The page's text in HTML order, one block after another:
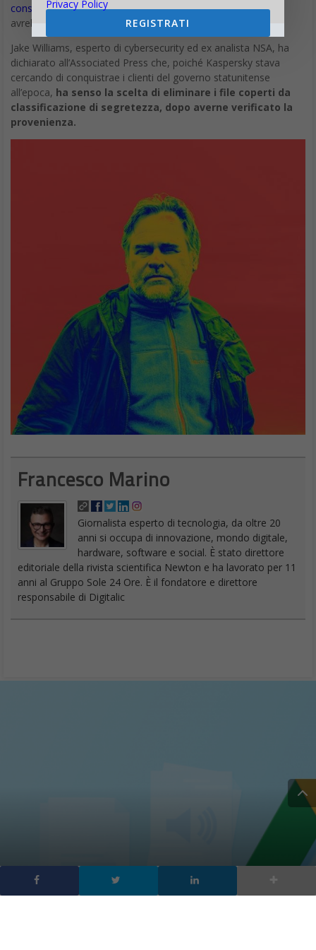
consentito l’esame di un codice sorgente da parte di terzi
avrebbe aperto tre “centri di trasparenza” in tutto il mondo.
Jake Williams, esperto di cybersecurity ed ex analista NSA, ha
dichiarato all’Associated Press che, poiché Kaspersky stava
cercando di conquistrae i clienti del governo statunitense
all’epoca, ha senso la scelta di eliminare i file coperti da
classificazione di segretezza, dopo averne verificato la
provenienza.
Francesco Marino
Giornalista esperto di tecnologia, da oltre 20
anni si occupa di innovazione, mondo digitale,
hardware, software e social. È stato direttore
editoriale della rivista scientifica Newton e ha lavorato per 11
anni al Gruppo Sole 24 Ore. È il fondatore e direttore
responsabile di Digitalic
Google interrompe
Privacy Policy
REGISTRATI